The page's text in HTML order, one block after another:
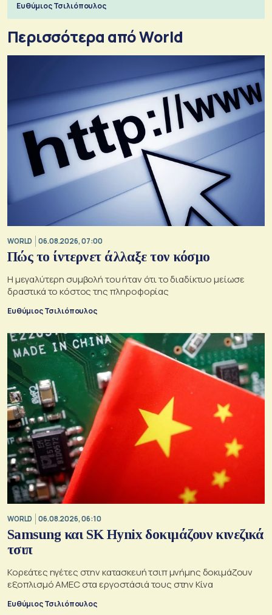
Ευθύμιος Τσιλιόπουλος
Περισσότερα από World
WORLD 06.08.2026, 07:00
Πώς το ίντερνετ άλλαξε τον κόσμο
Η μεγαλύτερη συμβολή του ήταν ότι το διαδίκτυο μείωσε
δραστικά το κόστος της πληροφορίας
Ευθύμιος Τσιλιόπουλος
WORLD 06.08.2026, 06:10
Samsung και SK Hynix δοκιμάζουν κινεζικά
τσιπ
Κορεάτες ηγέτες στην κατασκευή τσιπ μνήμης δοκιμάζουν
εξοπλισμό AMEC στα εργοστάσιά τους στην Κίνα
Ευθύμιος Τσιλιόπουλος